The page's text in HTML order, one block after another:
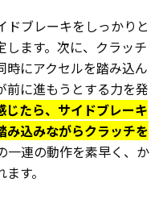
ドブレーキをしっかりと
ます。次に、クラッチ
時にアクセルを踏み込ん
前に進もうとする力を発
じたら、サイドブレーキ
み込みながらクラッチを
一連の動作を素早く、か
す。